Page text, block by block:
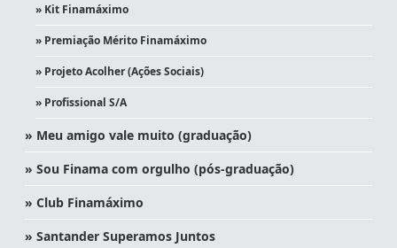
» Kit Finamáximo
» Premiação Mérito Finamáximo
» Projeto Acolher (Ações Sociais)
» Profissional S/A
» Meu amigo vale muito (graduação)
» Sou Finama com orgulho (pós-graduação)
» Club Finamáximo
» Santander Superamos Juntos